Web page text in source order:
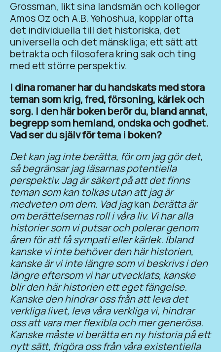
Grossman, likt sina landsmän och kollegor
Amos Oz och A.B. Yehoshua, kopplar ofta
det individuella till det historiska, det
universella och det mänskliga; ett sätt att
betrakta och filosofera kring sak och ting
med ett större perspektiv.
I dina romaner har du handskats med stora
teman som krig, fred, försoning, kärlek och
sorg. I den här boken berör du, bland annat,
begrepp som hemland, ondska och godhet.
Vad ser du själv för tema i boken?
Det kan jag inte berätta, för om jag gör det,
så begränsar jag läsarnas potentiella
perspektiv. Jag är säkert på att det finns
teman som kan tolkas utan att jag är
medveten om dem. Vad jagkan berätta är
om berättelsernas roll i våra liv. Vi har alla
historier som vi putsar och polerar genom
åren för att få sympati eller kärlek. Ibland
kanske vi inte behöver den här historien,
kanske är vi inte längre som vi beskrivs i den
längre eftersom vi har utvecklats, kanske
blir den här historien ett eget fängelse.
Kanske den hindrar oss från att leva det
verkliga livet, leva våra verkliga vi, hindrar
oss att vara mer flexibla och mer generösa.
Kanske måste vi berätta en ny historia på ett
nytt sätt, frigöra oss från våra existentiella